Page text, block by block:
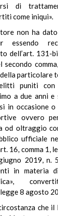
di
come iniqui».
non ha
dell’art. 131-
particolare
puniti con
a due anni e
in occasione
ovvero
od oltraggio
ufficiale
16, comma 1,
2019, n.
in materia
8 agosto
che